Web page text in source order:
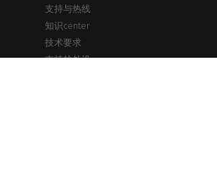
支持与热线
知识center
技术要求
支持的外设